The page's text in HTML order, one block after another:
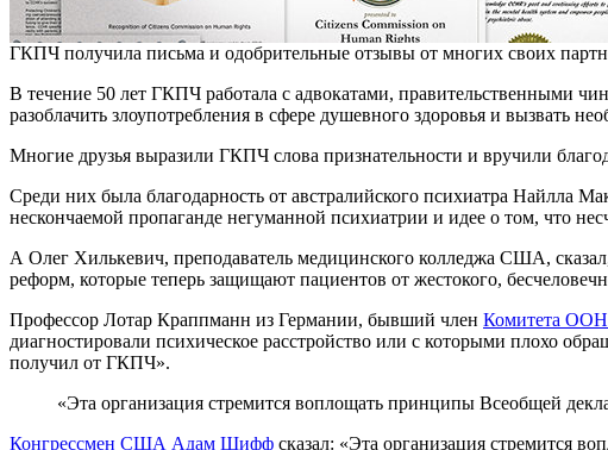
ГКПЧ получила письма и одобрительные отзывы от многих своих
В течение 50 лет ГКПЧ работала с адвокатами, правительственными
разоблачить злоупотребления в сфере душевного здоровья и вызвать
Многие друзья выразили ГКПЧ слова признательности и вручили
Среди них была благодарность от австралийского психиатра Найлла
нескончаемой пропаганде негуманной психиатрии и идее о том, что
А Олег Хилькевич, преподаватель медицинского колледжа США,
реформ, которые теперь защищают пациентов от жестокого,
Профессор Лотар Краппманн из Германии, бывший член Комитета ООН
диагностировали психическое расстройство или с которыми плохо
получил от ГКПЧ».
«Эта организация стремится воплощать принципы Всеобщей
Конгрессмен США Адам Шифф сказал: «Эта организация стремится